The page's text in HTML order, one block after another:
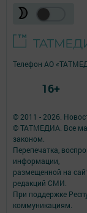
© 2011 - 2026.
© ТАТМЕДИА. Все
законом.
Перепечатка,
информации,
размещенной на
редакций СМИ.
При поддержке
коммуникациям.
Телефон АО
16+